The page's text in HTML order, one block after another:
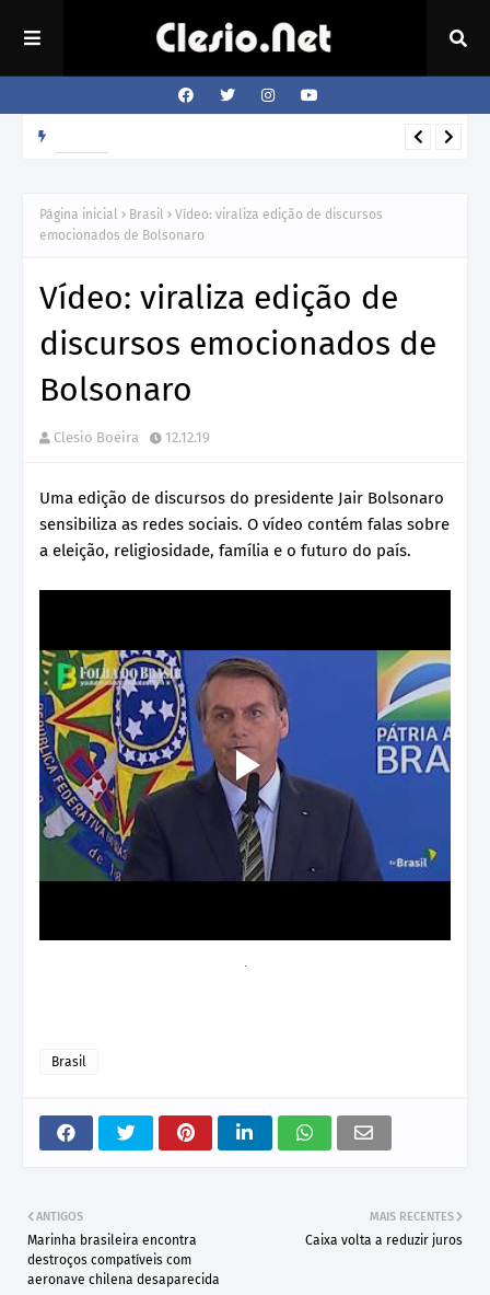
Como o cão sabe a hora que o dono volta para casa?
Página inicial Brasil
Vídeo: viraliza edição de discursos
emocionados de Bolsonaro
Vídeo: viraliza edição de
discursos emocionados de
Bolsonaro
Clesio Boeira 12.12.19
Uma edição de discursos do presidente Jair Bolsonaro
sensibiliza as redes sociais. O vídeo contém falas sobre
a eleição, religiosidade, família e o futuro do país.
Brasil
MAIS RECENTES
Caixa volta a reduzir juros
ANTIGOS
Marinha brasileira encontra
destroços compatíveis com
aeronave chilena desaparecida